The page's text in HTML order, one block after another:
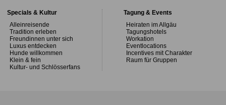
Specials & Kultur
Alleinreisende
Tradition erleben
Freundinnen unter sich
Luxus entdecken
Hunde willkommen
Klein & fein
Kultur- und Schlösserfans
Tagung & Events
Heiraten im Allgäu
Tagungshotels
Workation
Eventlocations
Incentives mit Charakter
Raum für Gruppen